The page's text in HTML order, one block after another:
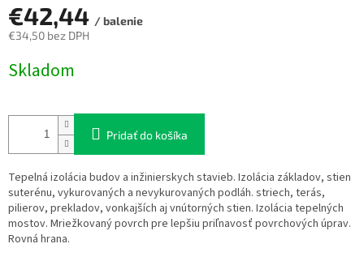
€42,44 / balenie
€34,50 bez DPH
cena:
Skladom
Pridať do košíka
Tepelná izolácia budov a inžinierskych stavieb. Izolácia základov, stien
suterénu, vykurovaných a nevykurovaných podláh. striech, terás,
pilierov, prekladov, vonkajších aj vnútorných stien. Izolácia tepelných
mostov. Mriežkovaný povrch pre lepšiu priľnavosť povrchových úprav.
Rovná hrana.